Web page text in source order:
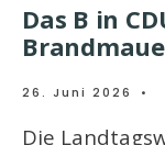
Das B in
26. Juni 2026 •
Die